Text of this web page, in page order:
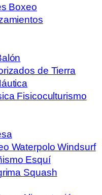
Boxeo
de Tierra
Fisicoculturismo
Waterpolo Windsurf
Esquí
Squash